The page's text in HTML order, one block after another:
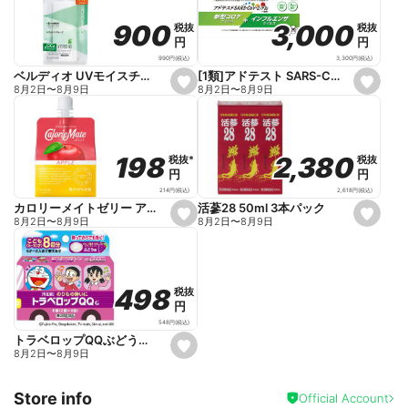
s
e
o
r
t
e
900
900税抜
税抜
円
円
990円(税込)
ベルディオ UVモイスチャージェルN 80g
8月2日〜8月9日
s
e
o
r
i
t
e
3,000
3,000 税抜
税抜
円
円
3,300円(税込)
[1類]アドテスト SARS-CoV-2/Flu(一般用)
8月2日〜8月9日
s
e
o
r
i
t
e
198
198税抜*
税抜*
円
円
214円(税込)
カロリーメイトゼリー アップル味 215g
8月2日〜8月9日
s
e
2,380
2,380 税抜
税抜
円
円
2,618円(税込)
活蔘28 50ml 3本パック
8月2日〜8月9日
s
e
498
498税抜
税抜
円
円
548円(税込)
トラベロップQQぶどう味 8錠
8月2日〜8月9日
Store info Official Account